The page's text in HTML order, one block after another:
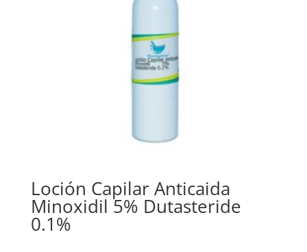
Loción Capilar Anticaida
Minoxidil 5% Dutasteride
0.1%